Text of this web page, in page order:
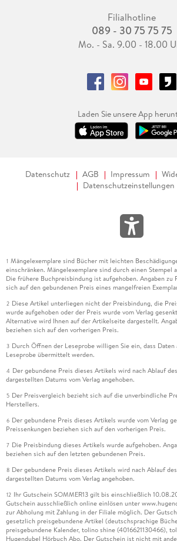
Filialhotline
089 - 30 75 75 75
Mo. - Sa. 9.00 - 18.00
Laden Sie unsere App
Datenschutz AGB Impressum
Datenschutzeinstellungen
1 Mängelexemplare sind Bücher mit leichten
einschränken. Mängelexemplare sind durch einen Stempel
Die frühere Buchpreisbindung ist aufgehoben. Angaben zu
sich auf den gebundenen Preis eines mangelfreien
2 Diese Artikel unterliegen nicht der Preisbindung, die
wurde aufgehoben oder der Preis wurde vom Verlag
Alternative wird Ihnen auf der Artikelseite dargestellt.
beziehen sich auf den vorherigen Preis.
3 Durch Öffnen der Leseprobe willigen Sie ein, dass
Leseprobe übermittelt werden.
4 Der gebundene Preis dieses Artikels wird nach Ablauf
dargestellten Datums vom Verlag angehoben.
5 Der Preisvergleich bezieht sich auf die unverbindliche
Herstellers.
6 Der gebundene Preis dieses Artikels wurde vom Verlag
Preissenkungen beziehen sich auf den vorherigen Preis.
7 Die Preisbindung dieses Artikels wurde aufgehoben.
beziehen sich auf den letzten gebundenen Preis.
8 Der gebundene Preis dieses Artikels wird nach Ablauf
dargestellten Datums vom Verlag angehoben.
12 Ihr Gutschein SOMMER13 gilt bis einschließlich
Gutschein ausschließlich online einlösen unter
zur Abholung mit Zahlung in der Filiale möglich. Der
gesetzlich preisgebundene Artikel (deutschsprachige
preisgebundene Kalender, tolino shine (4016621130466),
Hugendubel Hörbuch Abo. Der Gutschein ist nicht mit